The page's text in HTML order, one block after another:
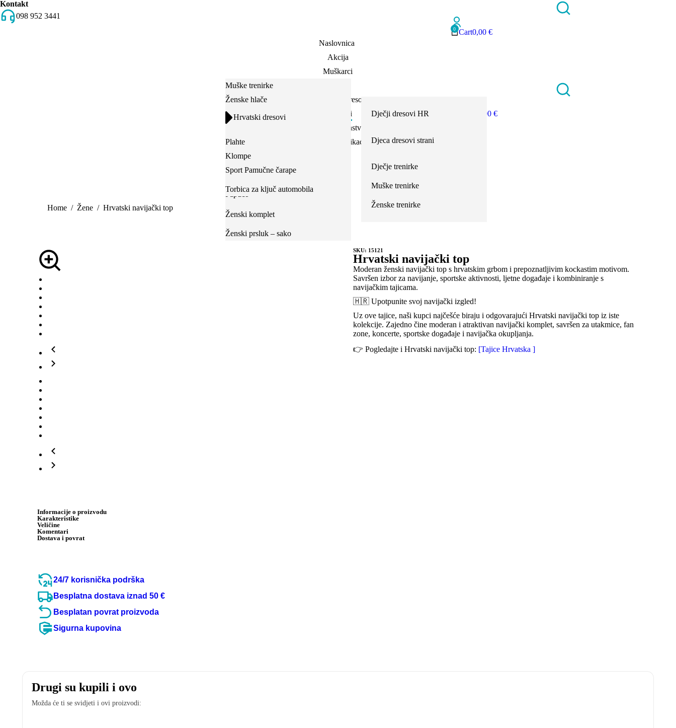
Kontakt
098 952 3441
Cart0,00 €
Naslovnica
Akcija
Muškarci
Muške trenirke
Muške hlače
Muške potkošulje
Muške bokserice
Radne cipele
Ženske hlače
Ženske majice
Ženske trenirke
Ženska potkošulja
Žensko donje rublje
Ženske torbice
Ženski komplet
Ženski prsluk – sako
Nogometni dresovi
Hrvatski dresovi Dječji dresovi HR
Strani dresovi
Djeca dresovi strani
Trenirke
Dječje trenirke
Muške trenirke
Ženske trenirke
Rekviziti
Dom i kućanstvo
Plahte
Pamučni ručnici
Klompe i natikaće
Klompe
Natikače
Papuče
Sport Pamučne čarape
Torbica za ključ automobila
0,00 €
You are here:
Home Žene Hrvatski navijački top
SKU: 15121
Hrvatski navijački top
Moderan ženski navijački top s hrvatskim grbom i prepoznatljivim kockastim motivom.
Savršen izbor za navijanje, sportske aktivnosti, ljetne događaje i kombiniranje s
navijačkim tajicama.
🇭🇷 Upotpunite svoj navijački izgled!
Uz ove tajice, naši kupci najčešće biraju i odgovarajući Hrvatski navijački top iz iste
kolekcije. Zajedno čine moderan i atraktivan navijački komplet, savršen za utakmice, fan
zone, koncerte, sportske događaje i navijačka okupljanja.
👉 Pogledajte i Hrvatski navijački top: [Tajice Hrvatska ]
Informacije o proizvodu
Karakteristike
Veličine
Komentari
Dostava i povrat
24/7 korisnička podrška
Besplatna dostava iznad 50 €
Besplatan povrat proizvoda
Sigurna kupovina
Drugi su kupili i ovo
Možda će ti se svidjeti i ovi proizvodi: